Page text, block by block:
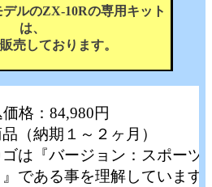
デルのZX-10Rの専用キット
は、
売しております。
格：84,980円
（納期１～２ヶ月）
は『バージョン：スポーツ
』である事を理解しています